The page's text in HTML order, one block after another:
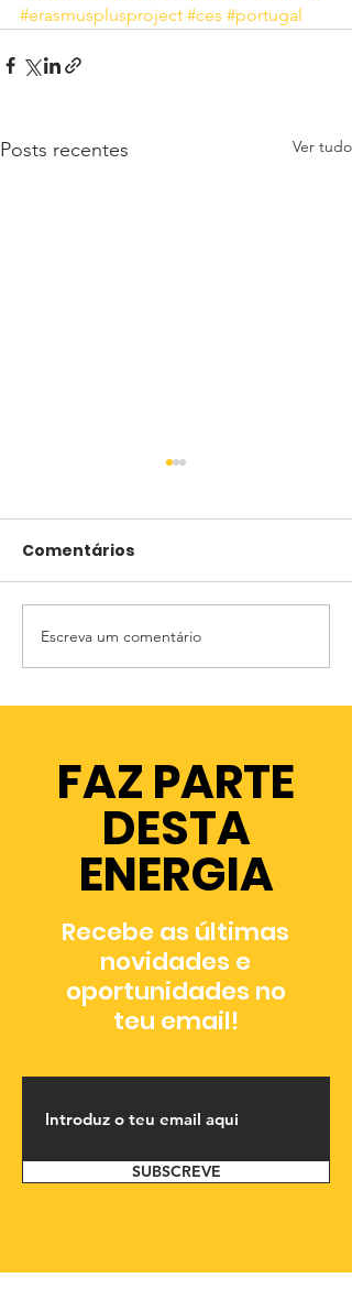
#erasmusplusproject #ces #portugal
Posts recentes Ver tudo
[AtivaMente Jovem]
💡
Comentários
Escreva um comentário
FAZ PARTE
DESTA
ENERGIA
Recebe as últimas
novidades e
oportunidades no
teu email!
SUBSCREVE